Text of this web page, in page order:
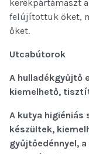
kerékpártámaszt
felújítottuk őket,
őket.
Utcabútorok
A hulladékgyűjtő
kiemelhető,
A kutya
készültek,
gyűjtőedénnyel,